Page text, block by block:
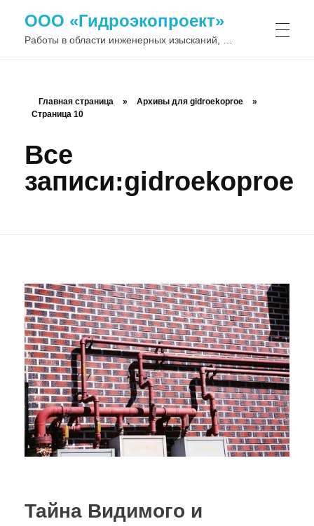
ООО «Гидроэкопроект»
Главная страница » Архивы для gidroekoproe
»
Страница 10
Все
записи:gidroekoproe
Тайна Видимого и